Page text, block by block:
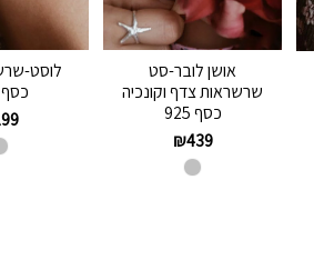
אושן לובר-סט
שרשראות צדף וקונכיה
כסף 925
₪439
לוסט-
כסף